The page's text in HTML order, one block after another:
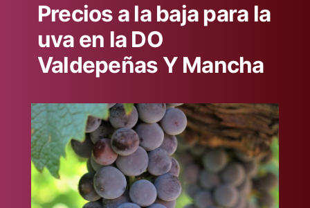
Precios a la baja para la
uva en la DO
Valdepeñas Y Mancha